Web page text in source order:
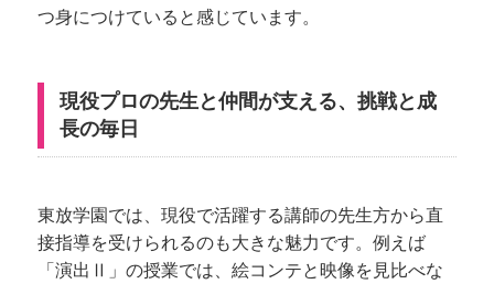
つ身につけていると感じています。
現役プロの先生と仲間が支える、挑戦と成
長の毎日
東放学園では、現役で活躍する講師の先生方から直
接指導を受けられるのも大きな魅力です。例えば
「演出Ⅱ」の授業では、絵コンテと映像を見比べな